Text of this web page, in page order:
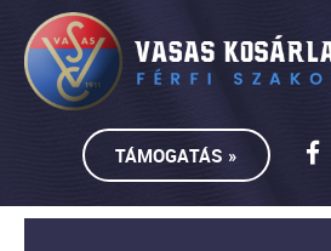
TÁMOGATÁS »